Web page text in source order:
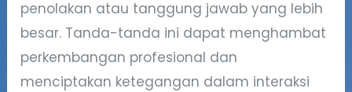
penolakan atau tanggung jawab yang lebih
besar. Tanda-tanda ini dapat menghambat
perkembangan profesional dan
menciptakan ketegangan dalam interaksi